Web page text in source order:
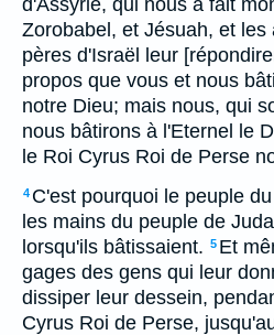
d'Assyrie, qui nous a fait
Zorobabel, et Jésuah, et les
pères d'Israël leur
propos que vous et nous
notre Dieu; mais nous, qui
nous bâtirons à l'Eternel le
le Roi Cyrus Roi de Perse
4 C'est pourquoi le peuple
les mains du peuple de
lorsqu'ils bâtissaient. 5 Et
gages des gens qui leur
dissiper leur dessein,
Cyrus Roi de Perse,